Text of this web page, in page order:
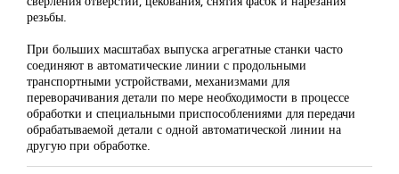
резьбы.
При больших масштабах выпуска агрегатные станки часто
соединяют в автоматические линии с продольными
транспортными устройствами, механизмами для
переворачивания детали по мере необходимости в процессе
обработки и специальными приспособлениями для передачи
обрабатываемой детали с одной автоматической линии на
другую при обработке.